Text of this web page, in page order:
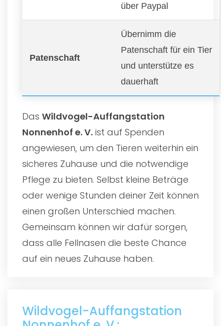
über Paypal
Patenschaft
Übernimm die
Patenschaft für ein Tier
und unterstütze es
dauerhaft
Das Wildvogel-Auffangstation
Nonnenhof e. V. ist auf Spenden
angewiesen, um den Tieren weiterhin ein
sicheres Zuhause und die notwendige
Pflege zu bieten. Selbst kleine Beträge
oder wenige Stunden deiner Zeit können
einen großen Unterschied machen.
Gemeinsam können wir dafür sorgen,
dass alle Fellnasen die beste Chance
auf ein neues Zuhause haben.
Wildvogel-Auffangstation